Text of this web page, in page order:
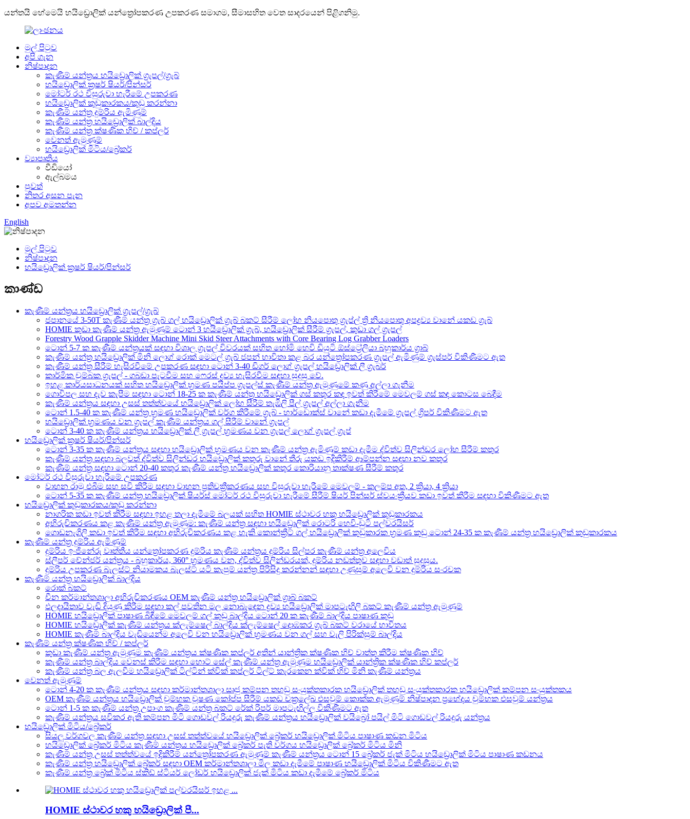
යන්තයි හේමෙයි හයිඩ්‍රොලික් යන්ත්‍රෝපකරණ උපකරණ සමාගම, සීමාසහිත වෙත සාදරයෙන් පිළිගනිමු.
මුල් පිටුව
අපි ගැන
නිෂ්පාදන
කැණීම් යන්ත්‍රය හයිඩ්‍රොලික් ග්‍රැපල්/ග්‍රැබ්
හයිඩ්‍රොලික් ක්‍රෂර් ෂියර්/පින්සර්
මෝටර් රථ විසුරුවා හැරීමේ උපකරණ
හයිඩ්‍රොලික් කුඩුකාරකය/කුඩු කරන්නා
කැණීම් යන්ත්‍ර දුම්රිය ඇමිණුම්
කැණීම් යන්ත්‍ර හයිඩ්‍රොලික් බාල්දිය
කැණීම් යන්ත්‍ර ක්ෂණික හිච් / කප්ලර්
වෙනත් ඇමුණුම්
හයිඩ්‍රොලික් මිටිය/බ්‍රේකර්
ව්‍යාපෘතිය
වීඩියෝ
ඇල්බමය
පුවත්
නිතර අසන පැන
අපව අමතන්න
English
මුල් පිටුව
නිෂ්පාදන
හයිඩ්‍රොලික් ක්‍රෂර් ෂියර්/පින්සර්
කාණ්ඩ
කැණීම් යන්ත්‍රය හයිඩ්‍රොලික් ග්‍රැපල්/ග්‍රැබ්
ජපානයේ 3-50T කැණීම් යන්ත්‍ර ග්‍රැබ් ගල් හයිඩ්‍රොලික් ග්‍රැබ් බකට් සීරීම් ලෝහ නියපොතු ග්‍රැප්ල් ත්‍රි නියපොතු අපද්‍රව්‍ය වානේ යකඩ ග්‍රැබ්
HOMIE කුඩා කැණීම් යන්ත්‍ර ඇමුණුම් ටොන් 3 හයිඩ්‍රොලික් ග්‍රැබ්, හයිඩ්‍රොලික් සීරීම් ග්‍රැපල්, කුඩා ගල් ග්‍රැපල්
Forestry Wood Grapple Skidder Machine Mini Skid Steer Attachments with Core Bearing Log Grabber Loaders
ටොන් 5-7 ක කැණීම් යන්ත්‍රයක් සඳහා විශාල ග්‍රැපල් විවරයක් සහිත හෝමි හෙවි ඩියුටි ඕස්ට්‍රේලියා බහුකාර්ය ග්‍රාබ්
කැණීම් යන්ත්‍ර හයිඩ්‍රොලික් මිනි ලොග් රොක් මෙටල් ග්‍රැබ් ජපන් භාවිතා කළ බර යන්ත්‍රෝපකරණ ග්‍රැපල් ඇමිණුම් ග්‍රැස්පර් විකිණීමට ඇත
කැණීම් යන්ත්‍ර සීරීම් හැසිරවීමේ උපකරණ සඳහා ටොන් 3-40 ඩිගර් ලොග් ග්‍රැපල් හයිඩ්‍රොලික් ලී ග්‍රැබර්
කාර්මික චුම්බක ග්‍රැපල් - ගබඩා පැටවීම සහ ෆෙරස් ද්‍රව්‍ය හැසිරවීම සඳහා සුදුසු වේ.
ඉහළ කාර්යසාධනයක් සහිත හයිඩ්‍රොලික් භ්‍රමණ පයිප්ප ග්‍රැපල්ස් කැණීම් යන්ත්‍ර ඇමුණුමේ කණු අල්ලා ගැනීම
ගොවිපල සහ දැව කැපීම සඳහා ටොන් 18-25 ක කැණීම් යන්ත්‍ර හයිඩ්‍රොලික් ගස් කතුර කඳ ඉවත් කිරීමේ මෙවලම් ගස් කඳ කොටස බෙදීම
කැණීම් යන්ත්‍රය සඳහා උසස් තත්ත්වයේ හයිඩ්‍රොලික් ලෝහ සීරීම් තැඹිලි පීල් ග්‍රැපල් අල්ලා ගැනීම
ටොන් 1.5-40 ක කැණීම් යන්ත්‍ර භ්‍රමණ හයිඩ්‍රොලික් වර්ග කිරීමේ ග්‍රැබ් - හාර්ඩොක්ස් වානේ කඩා දැමීමේ ග්‍රැපල් ග්‍රිපර් විකිණීමට ඇත
හයිඩ්‍රොලික් භ්‍රමණය වන ග්‍රැපල් කැණීම් යන්ත්‍රය ගල් සීරීම් වානේ ග්‍රැපල්
ටොන් 3-40 ක කැණීම් යන්ත්‍රය හයිඩ්‍රොලික් ලී ග්‍රැපල් භ්‍රමණය වන ග්‍රැපල් ලොග් ග්‍රැපල් ග්‍රැප්
හයිඩ්‍රොලික් ක්‍රෂර් ෂියර්/පින්සර්
ටොන් 3-35 ක කැණීම් යන්ත්‍රය සඳහා හයිඩ්‍රොලික් භ්‍රමණය වන කැණීම් යන්ත්‍ර ඇමිණුම් කඩා දැමීම ද්විත්ව සිලින්ඩර ලෝහ සීරීම් කතුර
කැණීම් යන්ත්‍ර සඳහා බලවත් ද්විත්ව සිලින්ඩර හයිඩ්‍රොලික් කතුරු වානේ තීරු යකඩ ඉදිකිරීම් ආම්පන්න සඳහා නව කතුර
කැණීම් යන්ත්‍ර සඳහා ටොන් 20-40 කතුර කැණීම් යන්ත්‍ර හයිඩ්‍රොලික් කතුර කොරියානු තාක්ෂණ සීරීම් කතුර
මෝටර් රථ විසුරුවා හැරීමේ උපකරණ
වාහන රාමු එබීම සහ සවි කිරීම සඳහා වාහන ප්‍රතිචක්‍රීකරණය සහ විසුරුවා හැරීමේ මෙවලම් - කලම්ප අත, 2 ක්‍රියා, 4 ක්‍රියා
ටොන් 5-35 ක කැණීම් යන්ත්‍ර හයිඩ්‍රොලික් ෂියර්ස් මෝටර් රථ විසුරුවා හැරීමේ සීරීම් ෂියර් පින්සර් ස්වයංක්‍රීයව කඩා ඉවත් කිරීම සඳහා විකිණීමට ඇත
හයිඩ්‍රොලික් කුඩුකාරකය/කුඩු කරන්නා
නාගරික කඩා ඉවත් කිරීම සඳහා ඉහළ තලා දැමීමේ බලයක් සහිත HOMIE ස්ථාවර හකු හයිඩ්‍රොලික් කුඩුකාරකය
අභිරුචිකරණය කළ කැණීම් යන්ත්‍ර ඇමුණුම: කැණීම් යන්ත්‍ර සඳහා හයිඩ්‍රොලික් රොටරි හෙවි-ඩුටි පල්වරයිසර්
ගොඩනැගිලි කඩා ඉවත් කිරීම සඳහා අභිරුචිකරණය කළ හැකි කොන්ක්‍රීට් ගල් හයිඩ්‍රොලික් කුඩුකාරක භ්‍රමණ කුඩු ටොන් 24-35 ක කැණීම් යන්ත්‍ර හයිඩ්‍රොලික් කුඩුකාරකය
කැණීම් යන්ත්‍ර දුම්රිය ඇමිණුම්
දුම්රිය ඉංජිනේරු වෘත්තීය යන්ත්‍රෝපකරණ දුම්රිය කැණීම් යන්ත්‍රය දුම්රිය සිල්පර කැණීම් යන්ත්‍ර අලෙවිය
ස්ලීපර් චේන්ජර් යන්ත්‍රය - බහුකාර්ය, 360° භ්‍රමණය වන, ද්විත්ව සිලින්ඩරයක්, දුම්රිය නඩත්තුව සඳහා වඩාත් සුදුසුය.
දුම්රිය උපකරණ බැලස්ට් නියාමකය බැලස්ට් යටි කැපුම් යන්ත්‍ර පිරිසිදු කරන්නන් සඳහා උණුසුම් අලෙවි වන දුම්රිය සංරචක
කැණීම් යන්ත්‍ර හයිඩ්‍රොලික් බාල්දිය
රොක් බකට්
චීන කර්මාන්තශාලා අභිරුචිකරණය OEM කැණීම් යන්ත්‍ර හයිඩ්‍රොලික් ග්‍රාබ් බකට්
ඵලදායිතාව වැඩි දියුණු කිරීම සඳහා කල් පවතින මල නොබැඳෙන ද්‍රව්‍ය හයිඩ්‍රොලික් මාපටැඟිලි බකට් කැණීම් යන්ත්‍ර ඇමුණුම්
HOMIE හයිඩ්‍රොලික් පාෂාණ බිඳීමේ මෙවලම් ගල් කුඩු බාල්දිය ටොන් 20 ක කැණීම් බාල්දිය පාෂාණ කුඩු
HOMIE හයිඩ්‍රොලික් කැණීම් යන්ත්‍රය ක්ලැම්ෂෙල් බාල්දිය ක්ලැම්ෂෙල් දොඹකර ග්‍රැබ් බකට් වරායේ භාවිතය
HOMIE කැණීම් බාල්දිය වැඩියෙන්ම අලෙවි වන හයිඩ්‍රොලික් භ්‍රමණය වන ගල් සහ වැලි පිරික්සුම් බාල්දිය
කැණීම් යන්ත්‍ර ක්ෂණික හිච් / කප්ලර්
කුඩා කැණීම් යන්ත්‍ර ඇමුණුම කැණීම් යන්ත්‍රය ක්ෂණික කප්ලර් අතින් යාන්ත්‍රික ක්ෂණික හිච් වාත්තු කිරීම ක්ෂණික හිච්
කැණීම් යන්ත්‍ර බාල්දිය වෙනස් කිරීම සඳහා හොට් සේල් කැණීම් යන්ත්‍ර ඇමුණුම හයිඩ්‍රොලික් යාන්ත්‍රික ක්ෂණික හිච් කප්ලර්
කැණීම් යන්ත්‍ර බල ඇලවීම හයිඩ්‍රොලික් ටිල්ටින් ක්වික් කප්ලර් ටිල්ට් කැරකෙන ක්වික් හිච් මිනි කැණීම් යන්ත්‍රය
වෙනත් ඇමුණුම්
ටොන් 4-20 ක කැණීම් යන්ත්‍රය සඳහා කර්මාන්තශාලා සෘජු කම්පන තහඩු සංයුක්තකාරක හයිඩ්‍රොලික් තහඩු සංයුක්තකාරක හයිඩ්‍රොලික් කම්පන සංයුක්තකය
OEM කැණීම් යන්ත්‍රය හයිඩ්‍රොලික් චුම්භක චූෂණ කෝප්ප සීරීම් යකඩ චක්‍රලේඛ එසවුම් කොක්ක ඇමුණුම් නිෂ්පාදන ප්‍රභේදය චුම්භක එසවුම් යන්ත්‍රය
ටොන් 1-5 ක කැණීම් යන්ත්‍ර උපාංග කැණීම් යන්ත්‍ර බකට් රේක් රිපර් මාපටැඟිල්ල විකිණීමට ඇත
කැණීම් යන්ත්‍රය සවිකර ඇති කම්පන මිටි ගොඩවල් රියදුරු කැණීම් යන්ත්‍රය හයිඩ්‍රොලික් වයිබ්‍රෝ පයිල් මිටි ගොඩවල් රියදුරු යන්ත්‍රය
හයිඩ්‍රොලික් මිටිය/බ්‍රේකර්
සියලු වර්ගවල කැණීම් යන්ත්‍ර සඳහා උසස් තත්ත්වයේ හයිඩ්‍රොලික් බ්‍රේකර් හයිඩ්‍රොලික් මිටිය පාෂාණ කඩන මිටිය
හයිඩ්‍රොලික් බ්‍රේකර් මිටිය කැණීම් යන්ත්‍රය හයිඩ්‍රොලික් බ්‍රේකර් පැති වර්ගය හයිඩ්‍රොලික් බ්‍රේකර් මිටිය මිනි
කැණීම් යන්ත්‍ර උසස් තත්ත්වයේ ඉදිකිරීම් යන්ත්‍රෝපකරණ ඇමුණුම් කැණීම් යන්ත්‍රය ටොන් 15 බ්‍රේකර් ජැක් මිටිය හයිඩ්‍රොලික් මිටිය පාෂාණ කඩනය
කැණීම් යන්ත්‍ර හයිඩ්‍රොලික් බ්‍රේකර් සඳහා OEM කර්මාන්තශාලා මිල කඩා දැමීමේ පාෂාණ හයිඩ්‍රොලික් මිටිය විකිණීමට ඇත
කැණීම් යන්ත්‍ර බ්‍රේක් මිටිය ස්කිඩ් ස්ටියර් ලෝඩර් හයිඩ්‍රොලික් ජැක් මිටිය කඩා දැමීමේ බ්‍රේකර් මිටිය
HOMIE ස්ථාවර හකු හයිඩ්‍රොලික් පී...